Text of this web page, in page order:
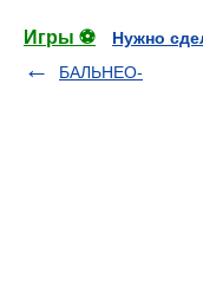
Игры ⚽
Нужно
БАЛЬНЕО-